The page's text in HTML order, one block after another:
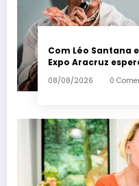
Com Léo Santana
Expo Aracruz
visitantes por dia –
08/08/2026 0